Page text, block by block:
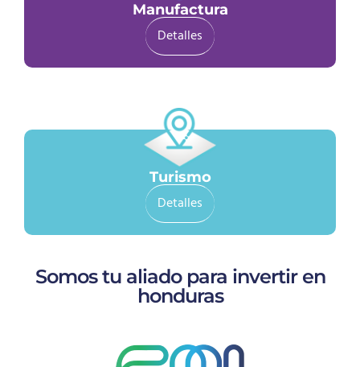
Manufactura
Detalles
Turismo
Detalles
Somos tu aliado para invertir en
honduras